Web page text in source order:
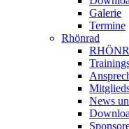
Galerie
Termine
Rhönrad
News